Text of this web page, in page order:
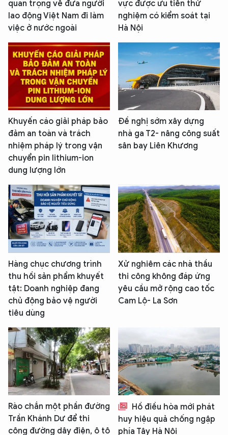
quan trọng về đưa người
lao động Việt Nam đi làm
việc ở nước ngoài
vực được ưu tiên thử
nghiệm có kiểm soát tại
Hà Nội
Khuyến cáo giải pháp bảo
đảm an toàn và trách
nhiệm pháp lý trong vận
chuyển pin lithium-ion
dung lượng lớn
Đề nghị sớm xây dựng
nhà ga T2- nâng công suất
sân bay Liên Khương
Hàng chục chương trình
thu hồi sản phẩm khuyết
tật: Doanh nghiệp đang
chủ động bảo vệ người
tiêu dùng
Xử nghiêm các nhà thầu
thi công không đáp ứng
yêu cầu mở rộng cao tốc
Cam Lộ- La Sơn
Rào chắn một phần đường
Trần Khánh Dư để thi
công đường dây điện, ô tô
Hồ điều hòa mới phát
huy hiệu quả chống ngập
phía Tây Hà Nội